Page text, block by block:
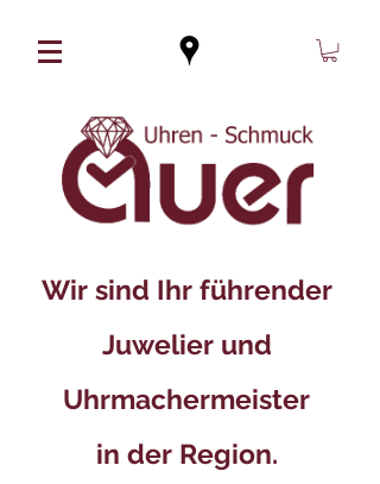
Wir sind Ihr führender
Juwelier und
Uhrmachermeister
in der Region.​